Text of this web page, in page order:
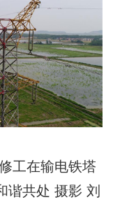
工在输电铁塔
谐共处 摄影 刘